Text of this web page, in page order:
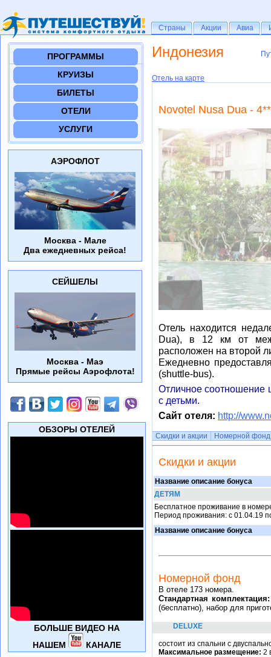
Индонезия
Отель на карте
Novotel Nusa Dua -
Отель находится
Dua), в 12 км от
расположен на второй
Ежедневно
(shuttle-bus).
Отличное соотношение
с детьми.
Сайт отеля: http://
Скидки и акции Номерной фонд
Скидки и акции
Название описание бонуса
ДЕТЯМ
Бесплатное проживание в
Период проживания: с 01.04.19
Название описание бонуса
Номерной фонд
В отеле 173 номера.
Стандартная
(бесплатно), набор для
DELUXE
состоит из спальни с
Максимальное размещение: 2
ПРОГРАММЫ
КРУИЗЫ
БИЛЕТЫ
ОТЕЛИ
УСЛУГИ
АЭРОФЛОТ
Москва - Мале
Два ежедневных рейса!
СЕЙШЕЛЫ
Москва - Маэ
Прямые рейсы Аэрофлота!
ОБЗОРЫ ОТЕЛЕЙ
БОЛЬШЕ ВИДЕО НА
НАШЕМ
КАНАЛЕ
Страны
Страны Акции
Акции Авиа
Авиа